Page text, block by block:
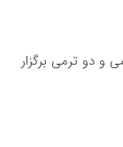
دو ترمی برگزار